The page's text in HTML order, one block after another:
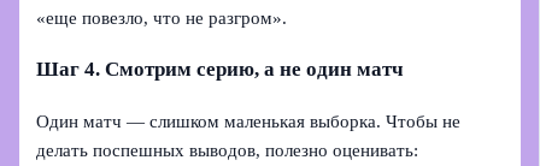
«еще повезло, что не разгром».
Шаг 4. Смотрим серию, а не один матч
Один матч — слишком маленькая выборка. Чтобы не
делать поспешных выводов, полезно оценивать: